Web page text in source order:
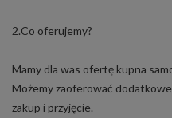
2.Co oferujemy?
Mamy dla was ofertę kupna
Możemy zaoferować
zakup i przyjęcie.